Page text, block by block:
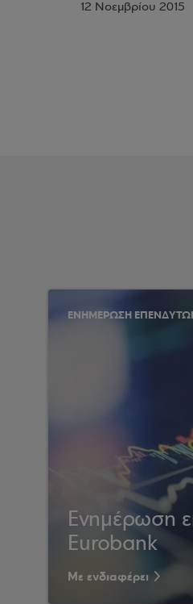
12 Νοεμβρίου 2015
ΕΝΗΜΕΡΩΣΗ
Ενημέρωση
Eurobank
Με ενδιαφέρει